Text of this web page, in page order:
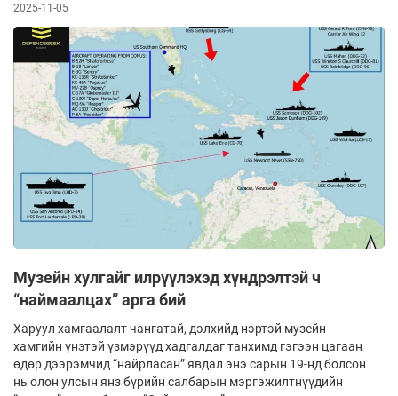
2025-11-05
Музейн хулгайг илрүүлэхэд хүндрэлтэй ч
“наймаалцах” арга бий
Харуул хамгаалалт чангатай, дэлхийд нэртэй музейн
хамгийн үнэтэй үзмэрүүд хадгалдаг танхимд гэгээн цагаан
өдөр дээрэмчид “найрласан” явдал энэ сарын 19-нд болсон
нь олон улсын янз бүрийн салбарын мэргэжилтнүүдийн